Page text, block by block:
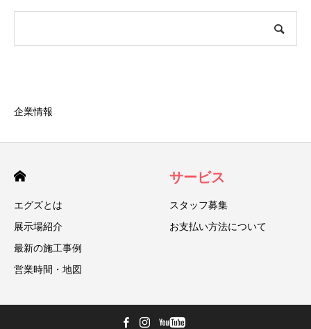
企業情報
エグズとは
展示場紹介
最新の施工事例
営業時間・地図
サービス
スタッフ募集
お支払い方法について